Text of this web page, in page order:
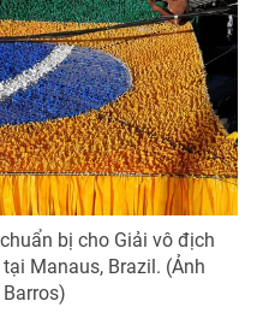
bị cho Giải vô địch
Manaus, Brazil. (Ảnh